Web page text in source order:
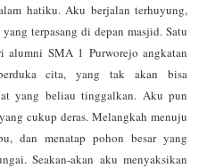
hatiku. Aku berjalan terhuyung,
terpasang di depan masjid. Satu
alumni SMA 1 Purworejo angkatan
cita, yang tak akan bisa
yang beliau tinggalkan. Aku pun
cukup deras. Melangkah menuju
dan menatap pohon besar yang
Seakan-akan aku menyaksikan